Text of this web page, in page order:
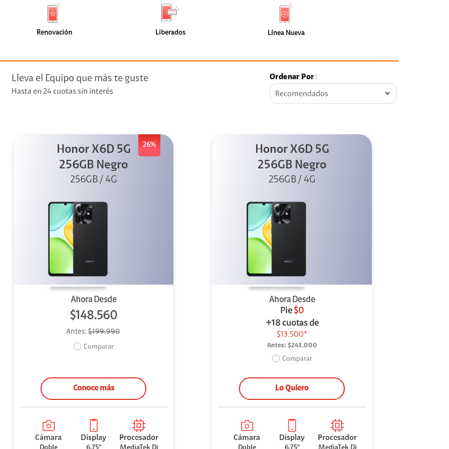
+ Telefonía
streaming
de
faceta
Renovación
(2)
faceta
Liberados
de
faceta
Línea Nueva
Nueva
(1)
Lleva el Equipo que más te guste
Hasta en 24 cuotas sin interés
Ordenar Por:
Recomendados
26%
Honor X6D 5G
256GB Negro
256GB / 4G
Ahora Desde
$148.560
Antes: $199.990
Comparar
Conoce más
Cámara Display Procesador
Honor X6D 5G
256GB Negro
256GB / 4G
Ahora Desde
Pie $0
+18 cuotas de
$13.500*
Antes: $243.000
Comparar
Lo Quiero
Cámara Display Procesador